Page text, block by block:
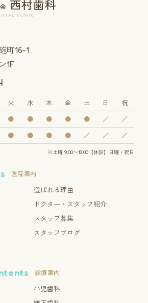
町16-1
1F
火 水 木 金 土 日 祝
● ● ● ● ● ／ ／
● ● ● ● ／ ／ ／
※土曜 9:00〜13:00【休診】日曜・祝日
医院案内
選ばれる理由
ドクター・スタッフ紹介
スタッフ募集
スタッフブログ
診療案内
小児歯科